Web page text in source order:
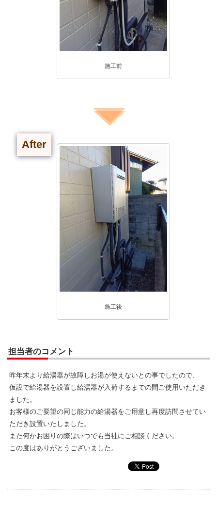
施工前
After
施工後
担当者のコメント
昨年末より給湯器が故障しお湯が使えないとの事でしたので、
仮設で給湯器を設置し給湯器が入荷するまでの間ご使用いただき
ました。
お客様のご要望の同じ能力の給湯器をご用意し再度訪問させてい
ただき設置いたしました。
また何かお困りの際はいつでも当社にご相談ください。
この度はありがとうございました。